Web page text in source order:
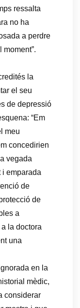
ressalta
no ha
a perdre
la
el seu
de depressió
“Em
meu
concedirien
vegada
i emparada
de
de
a
la doctora
una
en la
mèdic,
considerar